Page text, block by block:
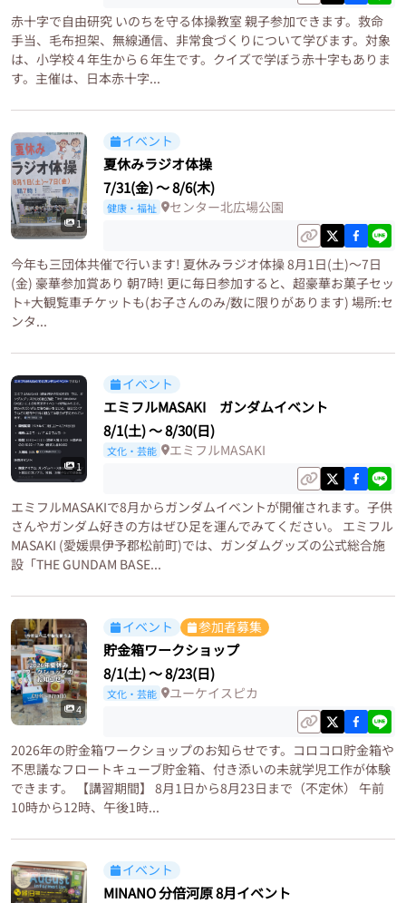
赤十字で自由研究 いのちを守る体操教室 親子参加できます。救命
手当、毛布担架、無線通信、非常食づくりについて学びます。対象
は、小学校４年生から６年生です。クイズで学ぼう赤十字もありま
す。主催は、日本赤十字...
1
イベント
夏休みラジオ体操
7/31(金)〜8/6(木)
健康・福祉 センター北広場公園
今年も三団体共催で行います! 夏休みラジオ体操 8月1日(土)〜7日
(金) 豪華参加賞あり 朝7時! 更に毎日参加すると、超豪華お菓子セッ
ト+大観覧車チケットも(お子さんのみ/数に限りがあります) 場所:セ
ンタ...
1
イベント
エミフルMASAKI ガンダムイベント
8/1(土)〜8/30(日)
文化・芸能 エミフルMASAKI
エミフルMASAKIで8月からガンダムイベントが開催されます。子供
さんやガンダム好きの方はぜひ足を運んでみてください。 エミフル
MASAKI (愛媛県伊予郡松前町)では、ガンダムグッズの公式総合施
設「THE GUNDAM BASE...
4
イベント 参加者募集
貯金箱ワークショップ
8/1(土)〜8/23(日)
文化・芸能 ユーケイスピカ
2026年の貯金箱ワークショップのお知らせです。コロコロ貯金箱や
不思議なフロートキューブ貯金箱、付き添いの未就学児工作が体験
できます。 【講習期間】 8月1日から8月23日まで（不定休） 午前
10時から12時、午後1時...
イベント
MINANO 分倍河原 8月イベント